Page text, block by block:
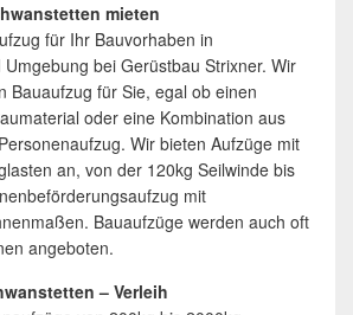
mieten
für Ihr Bauvorhaben in
bei Gerüstbau Strixner. Wir
Bauaufzug für Sie, egal ob einen
oder eine Kombination aus
Wir bieten Aufzüge mit
an, von der 120kg Seilwinde bis
mit
Bauaufzüge werden auch oft
angeboten.
– Verleih